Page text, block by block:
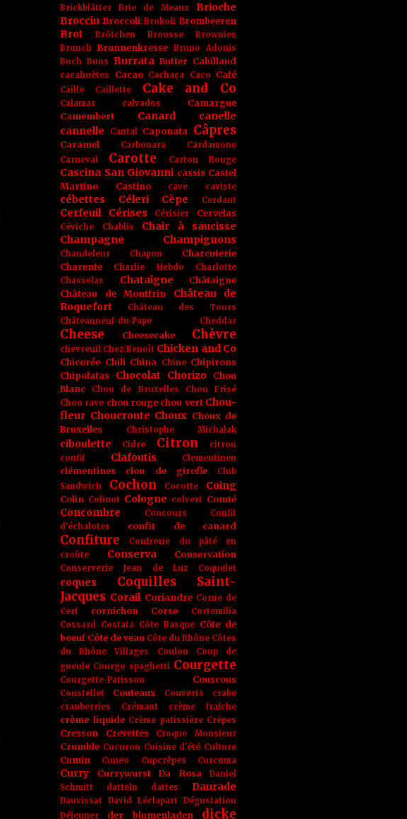
Brickblätter Brie de Meaux
Brioche
Brocciu Broccoli Brokoli Brombeeren
Brot Brötchen Brousse
Brownies
Brunch Brunnenkresse Bruno Adonis
Buch Buns Burrata Butter Cabillaud
cacahuètes Cacao Cachaça Caco Café
Caille Caillette Cake and Co
Calamar calvados
Camargue
Camembert
Canard
canelle
cannelle
Cantal Caponata Câpres
Caramel Carbonara
Cardamone
Carneval
Carotte Carton Rouge
Cascina San Giovanni cassis Castel
Martino
Castino cave caviste
cébettes Céleri Cèpe Cerdant
Cerfeuil Cérises Cérisier Cervelas
Céviche Chablis
Chair à saucisse
Champagne
Champignons
Chandeleur Chapon
Charcuterie
Charente
Charlie Hebdo
Charlotte
Chasselas
Chataîgne
Châtaigne
Château de Montfrin
Château de
Roquefort
Château des Tours
Châteauneuf-du-Pape
Cheddar
Cheese Cheesecake Chèvre
chevreuil Chez Benoît Chicken and Co
Chicorée Chili China Chine Chipirons
Chipolatas
Chocolat Chorizo
Chou
Blanc
Chou de Bruxelles
Chou Frisé
Chou rave chou rouge chou vert Chou-
fleur Choucroute Choux Choux de
Bruxelles
Christophe Michalak
ciboulette Cidre Citron
citron
confit
Clafoutis Clementinen
clémentines clou de girofle
Club
Sandwich
Cochon Cocotte Coing
Colin Colinot Cologne colvert Comté
Concombre Concours
Confit
d'échalotes
confit de canard
Confiture
Confrerie du pâté en
croûte
Conserva Conservation
Conserverie Jean de Luz Coquelet
coques
Coquilles Saint-
Jacques Corail Coriandre Corne de
Cerf
cornichon Corse
Cortemilia
Cossard Costata Côte Basque Côte de
boeuf Côte de veau Côte du Rhône Côtes
du Rhône Villages
Coulon
Coup de
gueule Courge spaghetti Courgette
Courgette-Patisson Couscous
Coustellet Couteaux Couverts
crabe
cranberries
Crémant crème fraîche
crème liquide Crème patissière Crêpes
Cresson Crevettes Croque Monsieur
Crumble Cucuron Cuisine d'été Culture
Cumin Cuneo Cupcrêpes Curcuma
Curry Currywurst Da Rosa
Daniel
Schmitt
datteln dattes Daurade
Dauvissat David Léclapart Dégustation
Déjeuner
der blumenladen dicke